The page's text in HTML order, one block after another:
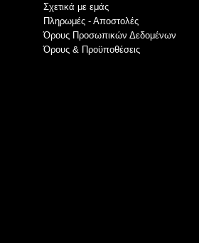
Σχετικά με εμάς
Πληρωμές - Αποστολές
Όρους Προσωπικών Δεδομένων
Όρους & Προϋποθέσεις